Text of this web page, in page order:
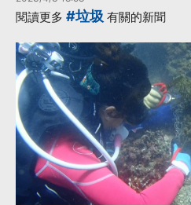
閱讀更多 #垃圾 有關的新聞